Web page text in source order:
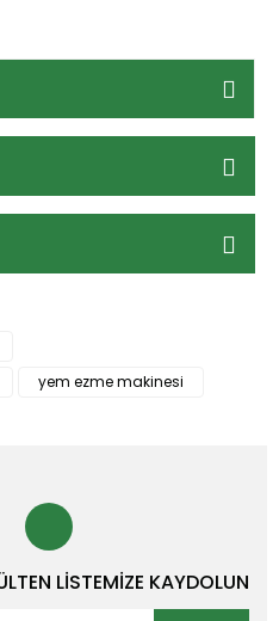
yem ezme makinesi
LİSTEMİZE KAYDOLUN